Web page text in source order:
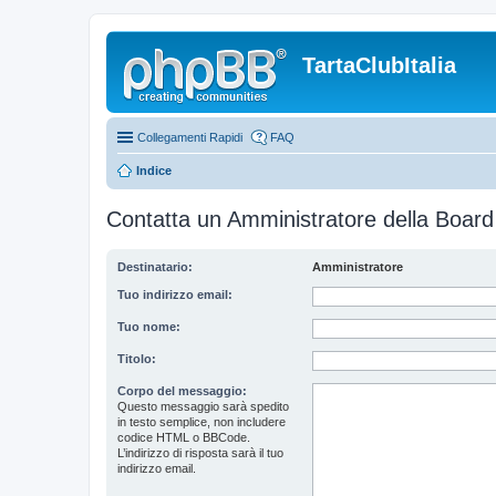
TartaClubItalia
Collegamenti Rapidi FAQ
Indice
Contatta un Amministratore della Board
Destinatario: Amministratore
Tuo indirizzo email:
Tuo nome:
Titolo:
Corpo del messaggio:
Questo messaggio sarà spedito
in testo semplice, non includere
codice HTML o BBCode.
L’indirizzo di risposta sarà il tuo
indirizzo email.